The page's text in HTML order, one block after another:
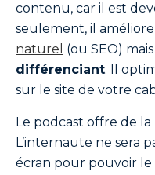
contenu, car il est
seulement, il
naturel (ou SEO)
différenciant. Il
sur le site de votre
Le podcast offre de
L’internaute ne sera
écran pour pouvoir le